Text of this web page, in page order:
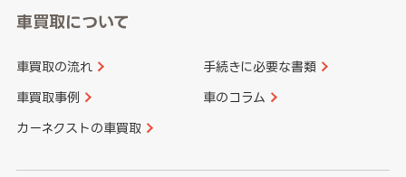
車買取について
車買取の流れ 手続きに必要な書類
車買取事例 車のコラム
カーネクストの車買取